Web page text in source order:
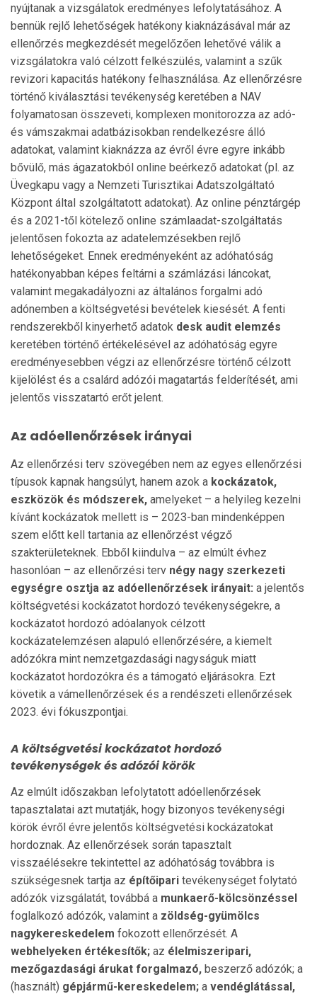
nyújtanak a vizsgálatok eredményes lefolytatásához. A
bennük rejlő lehetőségek hatékony kiaknázásával már az
ellenőrzés megkezdését megelőzően lehetővé válik a
vizsgálatokra való célzott felkészülés, valamint a szűk
revizori kapacitás hatékony felhasználása. Az ellenőrzésre
történő kiválasztási tevékenység keretében a NAV
folyamatosan összeveti, komplexen monitorozza az adó-
és vámszakmai adatbázisokban rendelkezésre álló
adatokat, valamint kiaknázza az évről évre egyre inkább
bővülő, más ágazatokból online beérkező adatokat (pl. az
Üvegkapu vagy a Nemzeti Turisztikai Adatszolgáltató
Központ által szolgáltatott adatokat). Az online pénztárgép
és a 2021-től kötelező online számlaadat-szolgáltatás
jelentősen fokozta az adatelemzésekben rejlő
lehetőségeket. Ennek eredményeként az adóhatóság
hatékonyabban képes feltárni a számlázási láncokat,
valamint megakadályozni az általános forgalmi adó
adónemben a költségvetési bevételek kiesését. A fenti
rendszerekből kinyerhető adatok desk audit elemzés
keretében történő értékelésével az adóhatóság egyre
eredményesebben végzi az ellenőrzésre történő célzott
kijelölést és a csalárd adózói magatartás felderítését, ami
jelentős visszatartó erőt jelent.
Az adóellenőrzések irányai
Az ellenőrzési terv szövegében nem az egyes ellenőrzési
típusok kapnak hangsúlyt, hanem azok a kockázatok,
eszközök és módszerek, amelyeket – a helyileg kezelni
kívánt kockázatok mellett is – 2023-ban mindenképpen
szem előtt kell tartania az ellenőrzést végző
szakterületeknek. Ebből kiindulva – az elmúlt évhez
hasonlóan – az ellenőrzési terv négy nagy szerkezeti
egységre osztja az adóellenőrzések irányait: a jelentős
költségvetési kockázatot hordozó tevékenységekre, a
kockázatot hordozó adóalanyok célzott
kockázatelemzésen alapuló ellenőrzésére, a kiemelt
adózókra mint nemzetgazdasági nagyságuk miatt
kockázatot hordozókra és a támogató eljárásokra. Ezt
követik a vámellenőrzések és a rendészeti ellenőrzések
2023. évi fókuszpontjai.
A költségvetési kockázatot hordozó
tevékenységek és adózói körök
Az elmúlt időszakban lefolytatott adóellenőrzések
tapasztalatai azt mutatják, hogy bizonyos tevékenységi
körök évről évre jelentős költségvetési kockázatokat
hordoznak. Az ellenőrzések során tapasztalt
visszaélésekre tekintettel az adóhatóság továbbra is
szükségesnek tartja az építőipari tevékenységet folytató
adózók vizsgálatát, továbbá a munkaerő-kölcsönzéssel
foglalkozó adózók, valamint a zöldség-gyümölcs
nagykereskedelem fokozott ellenőrzését. A
webhelyeken értékesítők; az élelmiszeripari,
mezőgazdasági árukat forgalmazó, beszerző adózók; a
(használt) gépjármű-kereskedelem; a vendéglátással,